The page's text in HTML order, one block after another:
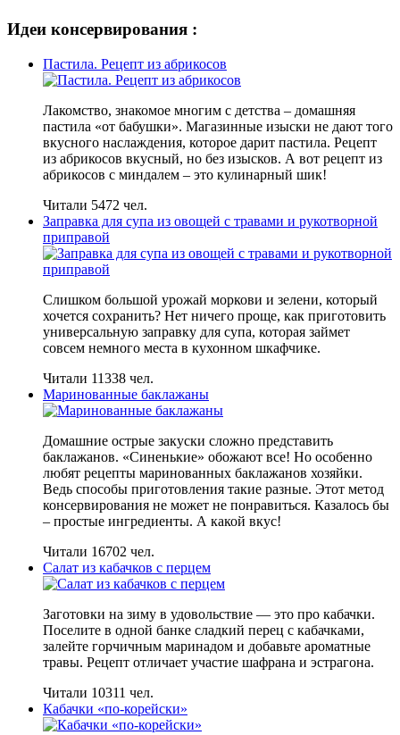
Идеи консервирования :
Пастила. Рецепт из абрикосов
Лакомство, знакомое многим с детства – домашняя
пастила «от бабушки». Магазинные изыски не дают того
вкусного наслаждения, которое дарит пастила. Рецепт
из абрикосов вкусный, но без изысков. А вот рецепт из
абрикосов с миндалем – это кулинарный шик!
Читали 5472 чел.
Заправка для супа из овощей с травами и рукотворной
приправой
Слишком большой урожай моркови и зелени, который
хочется сохранить? Нет ничего проще, как приготовить
универсальную заправку для супа, которая займет
совсем немного места в кухонном шкафчике.
Читали 11338 чел.
Маринованные баклажаны
Домашние острые закуски сложно представить
баклажанов. «Синенькие» обожают все! Но особенно
любят рецепты маринованных баклажанов хозяйки.
Ведь способы приготовления такие разные. Этот метод
консервирования не может не понравиться. Казалось бы
– простые ингредиенты. А какой вкус!
Читали 16702 чел.
Салат из кабачков с перцем
Заготовки на зиму в удовольствие — это про кабачки.
Поселите в одной банке сладкий перец с кабачками,
залейте горчичным маринадом и добавьте ароматные
травы. Рецепт отличает участие шафрана и эстрагона.
Читали 10311 чел.
Кабачки «по-корейски»